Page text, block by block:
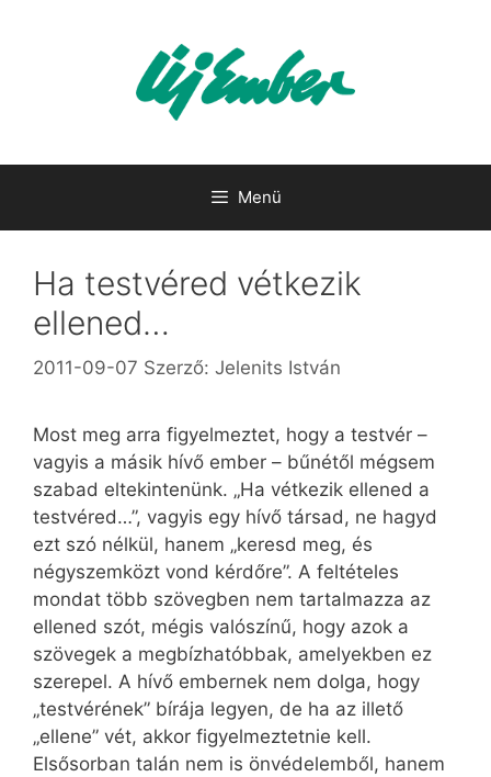
Menü
Ha testvéred vétkezik
ellened…
2011-09-07 Szerző: Jelenits István
Most meg arra figyelmeztet, hogy a testvér –
vagyis a másik hívő ember – bűnétől mégsem
szabad eltekintenünk. „Ha vétkezik ellened a
testvéred…”, vagyis egy hívő társad, ne hagyd
ezt szó nélkül, hanem „keresd meg, és
négyszemközt vond kérdőre”. A feltételes
mondat több szövegben nem tartalmazza az
ellened szót, mégis valószínű, hogy azok a
szövegek a megbízhatóbbak, amelyekben ez
szerepel. A hívő embernek nem dolga, hogy
„testvérének” bírája legyen, de ha az illető
„ellene” vét, akkor figyelmeztetnie kell.
Elsősorban talán nem is önvédelemből, hanem